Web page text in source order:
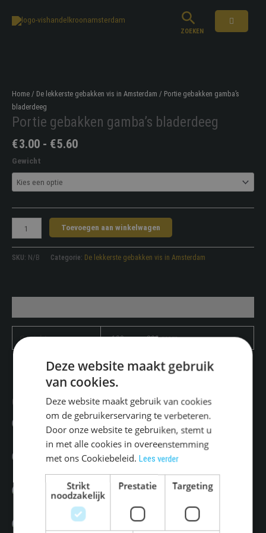
naar
ZOEKEN
Home / De lekkerste gebakken vis in Amsterdam / Portie gebakken gamba’s
bladerdeeg
Portie gebakken gamba’s bladerdeeg
€3.00 - €5.60Prijsklasse:
tot
Gewicht
gebakken
gamba's
bladerdeeg
Toevoegen aan winkelwagen
SKU: N/B Categorie: De lekkerste gebakken vis in Amsterdam
Gewicht 100 gram, 200 gram
Gerelateerde producten
3 Viskoekjes
€ 4.95
BESTELLEN
Viskoekje
€1.75
BESTELLEN
Gebakken forel
BESTELLEN
Gebakken pangafilet
€2.50 - €5.00Prijsklasse:
Opties selecteren
variaties.
Deze website maakt gebruik
van cookies.
Deze website maakt gebruik van cookies
om de gebruikerservaring te verbeteren.
Door onze website te gebruiken, stemt u
in met alle cookies in overeenstemming
met ons Cookiebeleid.Lees verder
Strikt
noodzakelijk
Prestatie Targeting